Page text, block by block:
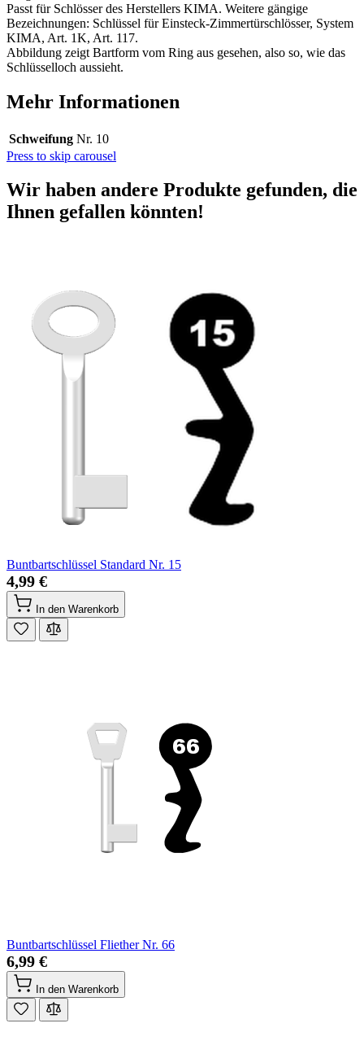
Passt für Schlösser des Herstellers KIMA. Weitere gängige
Bezeichnungen: Schlüssel für Einsteck-Zimmertürschlösser, System
KIMA, Art. 1K, Art. 117.
Abbildung zeigt Bartform vom Ring aus gesehen, also so, wie das
Schlüsselloch aussieht.
Mehr Informationen
Schweifung Nr. 10
Press to skip carousel
Wir haben andere Produkte gefunden, die
Ihnen gefallen könnten!
Buntbartschlüssel Standard Nr. 15
4,99 €
In den Warenkorb
Buntbartschlüssel Fliether Nr. 66
6,99 €
In den Warenkorb